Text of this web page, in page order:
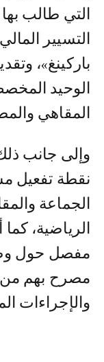
التي طالب
التسيير
باركينغ»،
الوحيد
المقاهي
وإلى جانب
نقطة تفعيل
الجماعة
الرياضية،
مصرح بهم
والإجراءات